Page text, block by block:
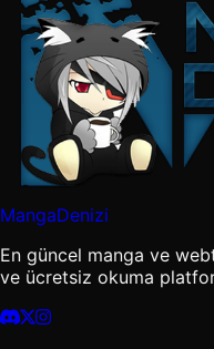
MangaDenizi
En güncel manga ve
ve ücretsiz okuma